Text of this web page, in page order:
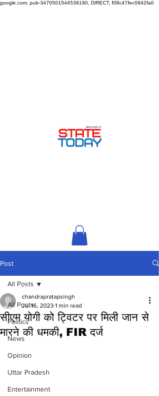
google.com, pub-3470501544538190, DIRECT, f08c47fec0942fa0
Post
All Posts
Politics
News
Opinion
Uttar Pradesh
Entertainment
All Posts
सीएम योगी को ट्विटर पर मिली जान से
मारने की धमकी, FIR दर्ज
chandrapratapsingh
Jul 16, 2023 1 min read